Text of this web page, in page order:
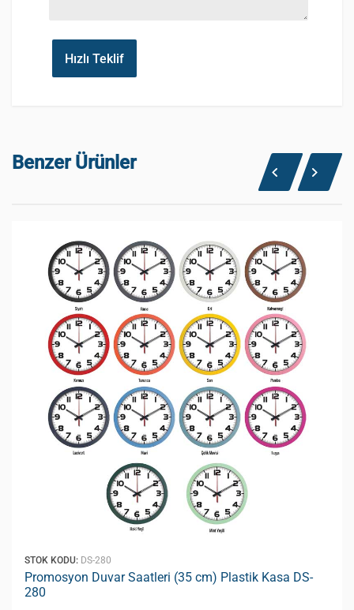
Hızlı Teklif
Benzer Ürünler
STOK KODU: DS-280
Promosyon Duvar Saatleri (35 cm) Plastik Kasa DS-
280